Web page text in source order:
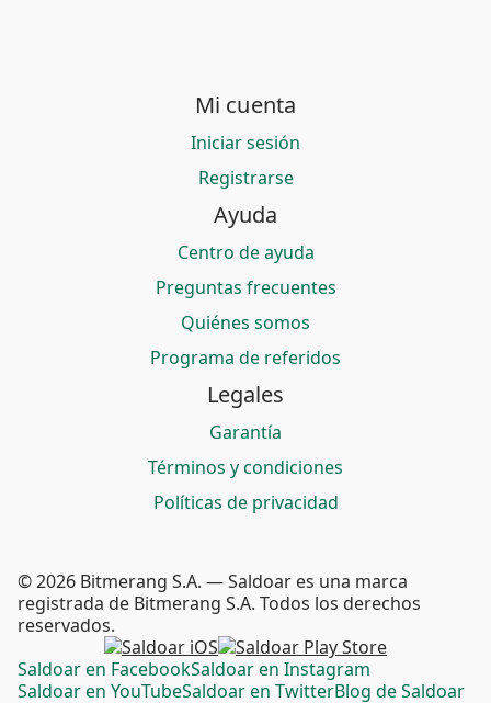
Mi cuenta
Iniciar sesión
Registrarse
Ayuda
Centro de ayuda
Preguntas frecuentes
Quiénes somos
Programa de referidos
Legales
Garantía
Términos y condiciones
Políticas de privacidad
Saldoar en FacebookSaldoar en Instagram
Saldoar en YouTubeSaldoar en TwitterBlog de Saldoar
© 2026 Bitmerang S.A. — Saldoar es una marca
registrada de Bitmerang S.A. Todos los derechos
reservados.